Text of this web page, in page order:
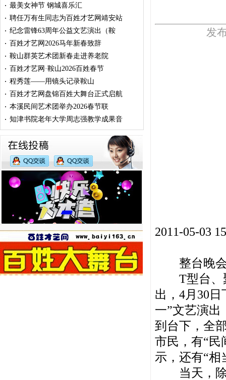
· 最美女神节 钢城喜乐汇
· 聘任万有生同志为百姓才艺网靖安站
· 纪念雷锋63周年公益文艺演出（鞍
· 百姓才艺网2026马年新春致辞
· 鞍山群英艺术团新春走进养老院
· 百姓才艺网·鞍山2026百姓春节
· 程秀莲——用镜头记录鞍山
· 百姓才艺网盘锦百姓大舞台正式启航
· 本溪民间艺术团举办2026春节联
· 知津书院老年大学周志强教学成果音
发
2011-05-03
整台晚会
T型台、聚
出，4月30
一”文艺演出
到台下，全
市民，有“民
示，还有“
当天，除